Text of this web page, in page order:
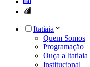
Itatiaia
Quem Somos
Programação
Ouça a Itatiaia
Institucional